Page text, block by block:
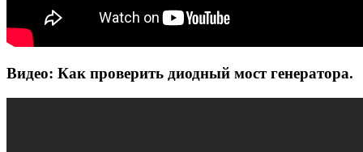
Видео: Как проверить диодный мост генератора.